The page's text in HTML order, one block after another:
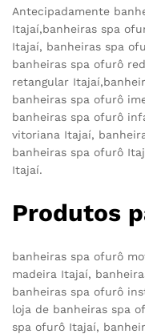
Antecipadamente
Itajaí,banheiras spa
Itajaí, banheiras spa
banheiras spa ofurô
retangular
banheiras spa ofurô
banheiras spa ofurô
vitoriana Itajaí,
banheiras spa ofurô
Itajaí.
Produtos
banheiras spa ofurô
madeira Itajaí,
banheiras spa ofurô
loja de banheiras spa
spa ofurô Itajaí,